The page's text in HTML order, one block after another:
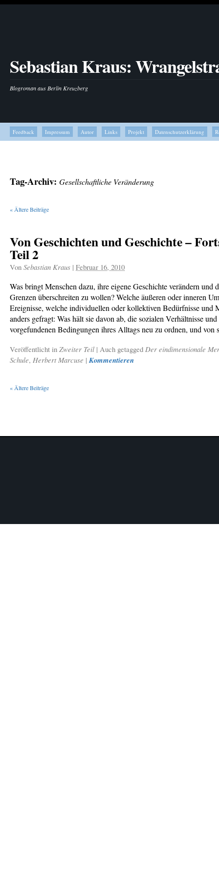
Sebastian Kraus:
Blogroman aus Berlin Kreuzberg
Feedback Impressum Autor Links Projekt Datenschutzerklärung
Tag-Archiv: Gesellschaftliche Veränderung
« Ältere Beiträge
Von Geschichten und Geschichte –
Teil 2
Von Sebastian Kraus | Februar 16, 2010
Was bringt Menschen dazu, ihre eigene Geschichte verändern und
Grenzen überschreiten zu wollen? Welche äußeren oder inneren
Ereignisse, welche individuellen oder kollektiven Bedürfnisse und
anders gefragt: Was hält sie davon ab, die sozialen Verhältnisse
vorgefundenen Bedingungen ihres Alltags neu zu ordnen, und
Veröffentlicht in Zweiter Teil | Auch getagged Der eindimensionale
Schule, Herbert Marcuse | Kommentieren
« Ältere Beiträge